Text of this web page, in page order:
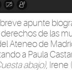
apunte
de las
Ateneo de
a Paula
abajo), Irene (